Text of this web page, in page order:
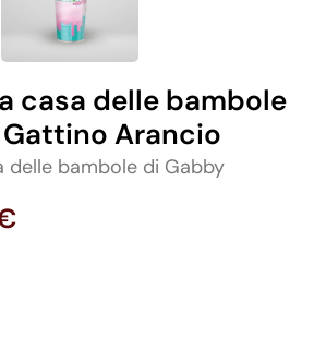
casa delle bambole
Arancio
delle bambole di Gabby